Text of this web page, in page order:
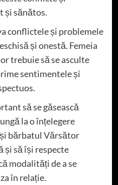
și sănătos.
conflictele și problemele
și onestă. Femeia
trebuie să se asculte
sentimentele și
să se găsească
la o înțelegere
bărbatul Vărsător
și să își respecte
modalități de a se
în relație.